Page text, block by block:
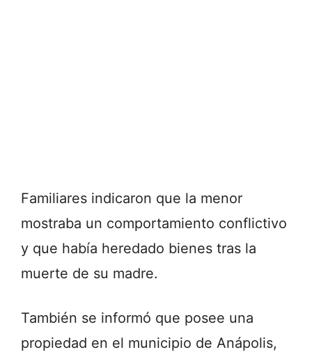
Familiares indicaron que la menor
mostraba un comportamiento conflictivo
y que había heredado bienes tras la
muerte de su madre.
También se informó que posee una
propiedad en el municipio de Anápolis,